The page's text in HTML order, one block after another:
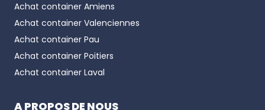
Achat container Amiens
Achat container Valenciennes
Achat container Pau
Achat container Poitiers
Achat container Laval
A PROPOS DE NOUS